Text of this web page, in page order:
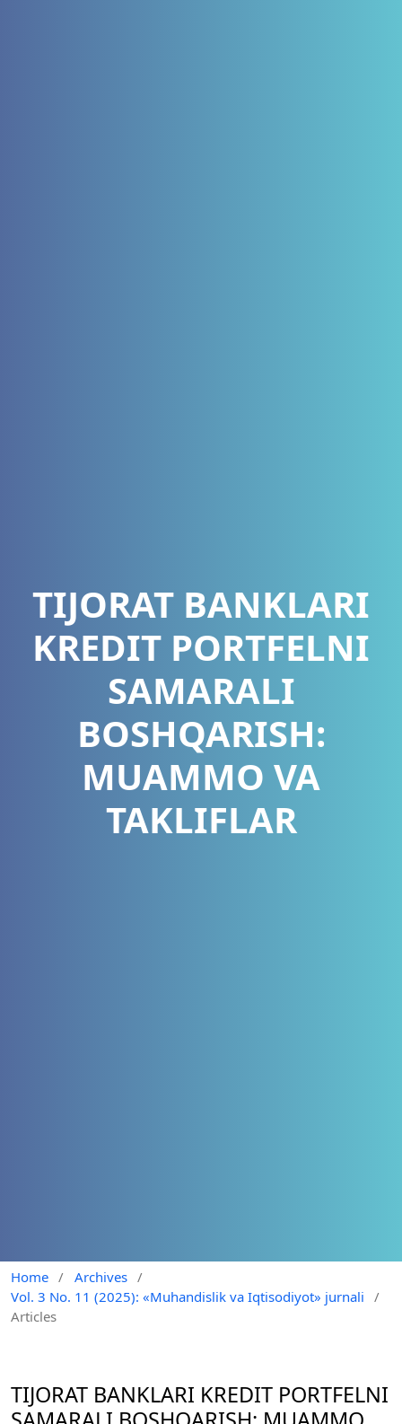
TIJORAT BANKLARI
KREDIT PORTFELNI
SAMARALI
BOSHQARISH:
MUAMMO VA
TAKLIFLAR
Home / Archives /
Vol. 3 No. 11 (2025): «Muhandislik va Iqtisodiyot» jurnali
/
Articles
TIJORAT BANKLARI KREDIT PORTFELNI